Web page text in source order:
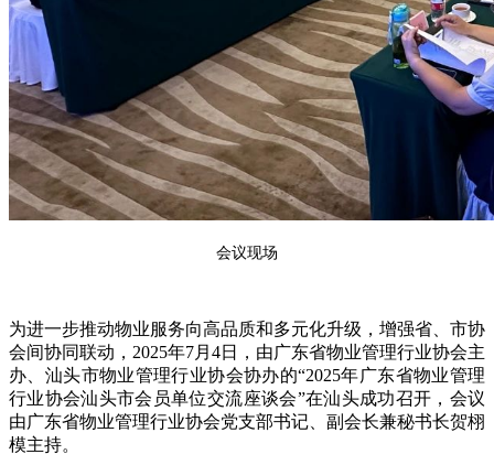
会议现场
为进一步推动物业服务向高品质和多元化升级， 增强省、市协
会间协同联动， 2025年7月 4日，由广东省物业管理行业协会主
办、 汕头市物业管理行业协会协办的“2025年广东省物业管理
行业协会汕头市会员单位交流座谈会”在汕头成功召开 ， 会议
由广东省物业管理行业协会党支部书记、副会长兼秘书长贺栩
模主持。